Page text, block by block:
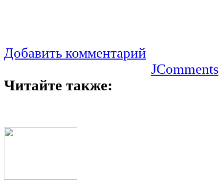
Добавить комментарий
JComments
Читайте также: